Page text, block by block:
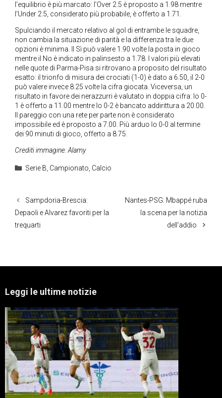
l’equilibrio è più marcato: l’Over 2.5 è proposto a 1.98 mentre
l’Under 2.5, considerato più probabile, è offerto a 1.71.
Spulciando il mercato relativo al gol di entrambe le squadre,
non cambia la situazione di parità e la differenza tra le due
opzioni è minima. Il Sì può valere 1.90 volte la posta in gioco
mentre il No è indicato in palinsesto a 1.78. I valori più elevati
nelle quote di Parma-Pisa si ritrovano a proposito del risultato
esatto: il trionfo di misura dei crociati (1-0) è dato a 6.50, il 2-0
può valere invece 8.25 volte la cifra giocata. Viceversa, un
risultato in favore dei nerazzurri è valutato in doppia cifra: lo 0-
1 è offerto a 11.00 mentre lo 0-2 è bancato addirittura a 20.00.
Il pareggio con una rete per parte non è considerato
impossibile ed è proposto a 7.00. Più arduo lo 0-0 al termine
dei 90 minuti di gioco, offerto a 8.75.
Crediti immagine: Alamy
Categorie
Serie B, Campionato, Calcio
Sampdoria-Brescia:
Depaoli e Alvarez favoriti per la
trequarti
Nantes-PSG: Mbappé ruba
la scena per la notizia
dell’addio
Leggi le ultime notizie